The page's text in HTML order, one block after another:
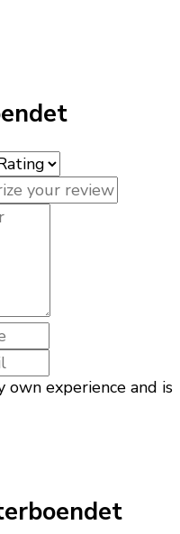
own experience and is